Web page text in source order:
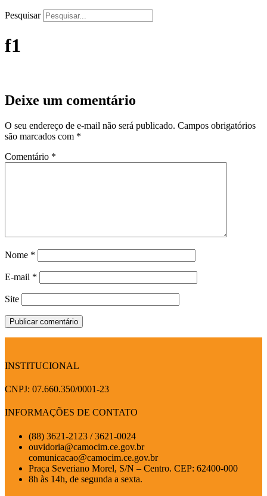
Pesquisar
f1
Deixe um comentário
O seu endereço de e-mail não será publicado. Campos obrigatórios
são marcados com *
Comentário *
Nome *
E-mail *
Site
INSTITUCIONAL
CNPJ: 07.660.350/0001-23
INFORMAÇÕES DE CONTATO
(88) 3621-2123 / 3621-0024
ouvidoria@camocim.ce.gov.br
comunicacao@camocim.ce.gov.br
Praça Severiano Morel, S/N – Centro. CEP: 62400-000
8h às 14h, de segunda a sexta.